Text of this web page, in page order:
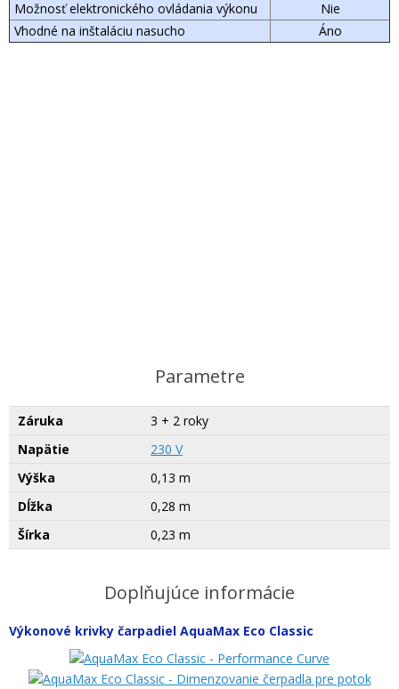
Možnosť elektronického ovládania výkonu
Nie
Vhodné na inštaláciu nasucho
Áno
Parametre
Záruka
3 + 2 roky
Napätie
230 V
Výška
0,13 m
Dĺžka
0,28 m
Šírka
0,23 m
Doplňujúce informácie
Výkonové krivky čarpadiel AquaMax Eco Classic